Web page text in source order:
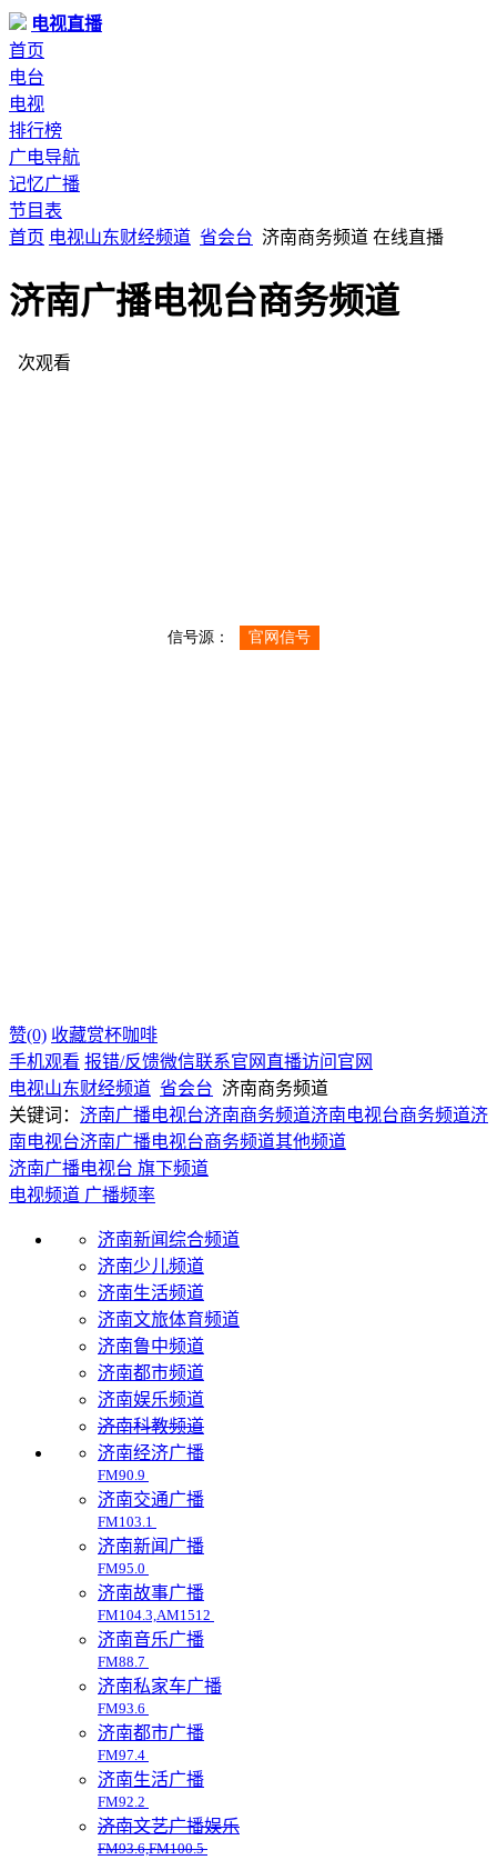
电视直播
首页
电台
电视
排行榜
广电导航
记忆广播
节目表
首页 电视山东财经频道 省会台 济南商务频道 在线直播
济南广播电视台商务频道
次观看
赞(0) 收藏赏杯咖啡
手机观看 报错/反馈微信联系官网直播访问官网
电视山东财经频道 省会台 济南商务频道
关键词： 济南广播电视台济南商务频道济南电视台商务频道济
南电视台济南广播电视台商务频道其他频道
济南广播电视台 旗下频道
电视频道 广播频率
济南新闻综合频道
济南少儿频道
济南生活频道
济南文旅体育频道
济南鲁中频道
济南都市频道
济南娱乐频道
济南科教频道
济南经济广播
FM90.9
济南交通广播
FM103.1
济南新闻广播
FM95.0
济南故事广播
FM104.3,AM1512
济南音乐广播
FM88.7
济南私家车广播
FM93.6
济南都市广播
FM97.4
济南生活广播
FM92.2
济南文艺广播娱乐
FM93.6,FM100.5